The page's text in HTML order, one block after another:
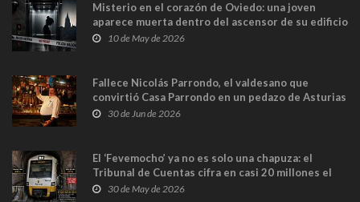
Misterio en el corazón de Oviedo: una joven
aparece muerta dentro del ascensor de su edificio
y las cámaras captan sus últimos minutos
10 de May de 2026
Fallece Nicolás Parrondo, el valdesano que
convirtió Casa Parrondo en un pedazo de Asturias
en Madrid
30 de Jun de 2026
El ‘Fevemocho’ ya no es solo una chapuza: el
Tribunal de Cuentas cifra en casi 20 millones el
sobrecoste de los trenes que no cabían por los
30 de May de 2026